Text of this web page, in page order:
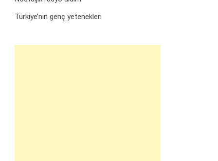
Türkiye’nin genç yetenekleri